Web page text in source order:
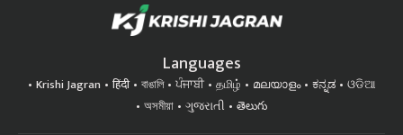
Languages
Krishi Jagran हिंदी বাঙালি ਪੰਜਾਬੀ தமிழ் മലയാളം ಕನ್ನಡ
ଓଡିଆ
অসমীয়া
ગુજરાતી తెలుగు